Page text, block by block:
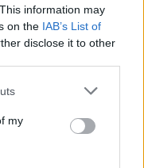
information may
on the IAB’s List of
disclose it to other
my